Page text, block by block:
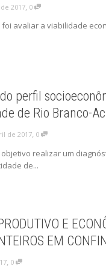
2017, 0
avaliar a viabilidade
perfil
de Rio Branco-
de 2017, 0
realizar um
de...
E
EM
, 0